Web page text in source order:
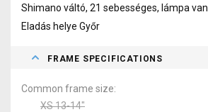
Shimano váltó, 21 sebességes, lámpa van
Eladás helye Győr
FRAME SPECIFICATIONS
Common frame size
XS 13-14"